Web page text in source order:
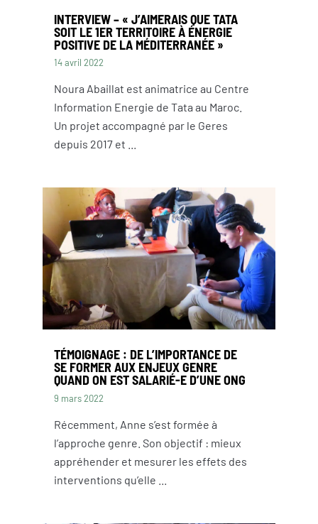
INTERVIEW – « J’AIMERAIS QUE TATA
SOIT LE 1ER TERRITOIRE À ÉNERGIE
POSITIVE DE LA MÉDITERRANÉE »
14 avril 2022
Noura Abaillat est animatrice au Centre
Information Energie de Tata au Maroc.
Un projet accompagné par le Geres
depuis 2017 et ...
TÉMOIGNAGE : DE L’IMPORTANCE DE
SE FORMER AUX ENJEUX GENRE
QUAND ON EST SALARIÉ-E D’UNE ONG
9 mars 2022
Récemment, Anne s’est formée à
l’approche genre. Son objectif : mieux
appréhender et mesurer les effets des
interventions qu’elle ...